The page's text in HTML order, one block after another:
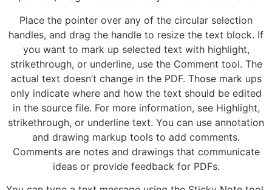
Place the pointer over any of the circular selection
handles, and drag the handle to resize the text block. If
you want to mark up selected text with highlight,
strikethrough, or underline, use the Comment tool. The
actual text doesn’t change in the PDF. Those mark ups
only indicate where and how the text should be edited
in the source file. For more information, see Highlight,
strikethrough, or underline text. You can use annotation
and drawing markup tools to add comments.
Comments are notes and drawings that communicate
ideas or provide feedback for PDFs.